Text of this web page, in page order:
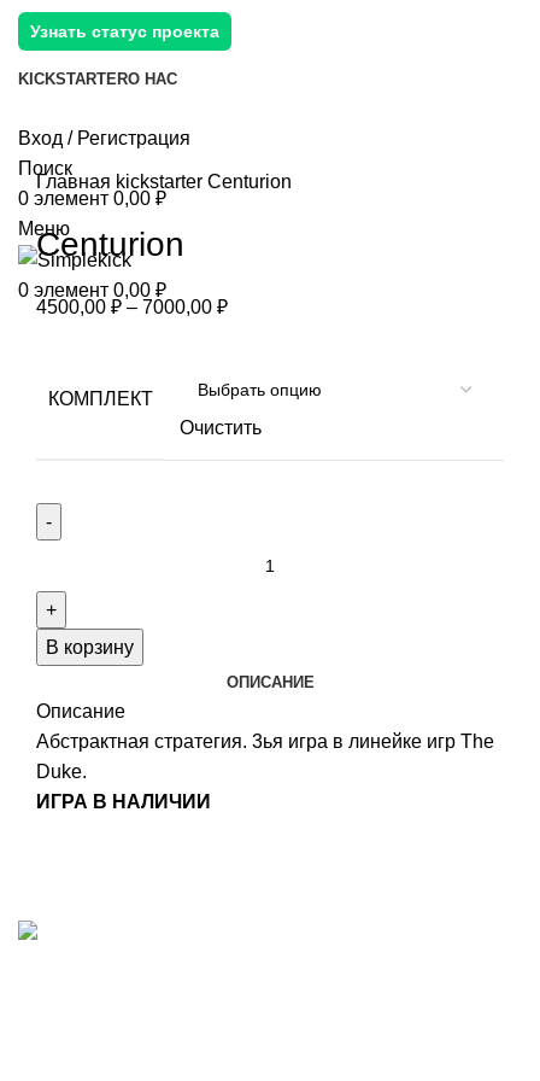
Узнать статус проекта
KICKSTARTERО НАС
Вход / Регистрация
Поиск
0 элемент 0,00 ₽
Меню
0 элемент 0,00 ₽
Главная kickstarter Centurion
Centurion
4500,00 ₽ – 7000,00 ₽
КОМПЛЕКТ
Очистить
Centurion
В корзину
ОПИСАНИЕ
Описание
Абстрактная стратегия. 3ья игра в линейке игр The
Duke.
ИГРА В НАЛИЧИИ